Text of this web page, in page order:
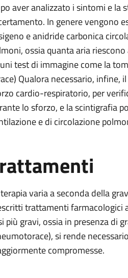
aver analizzato i sintomi e la
In genere vengono
e anidride carbonica
ossia quanta aria
test di immagine come la
Qualora necessario, infine,
cardio-respiratorio, per
lo sforzo, e la scintigrafia
e di circolazione
varia a seconda della
trattamenti farmacologici
più gravi, ossia in presenza di
si rende
compromesse.